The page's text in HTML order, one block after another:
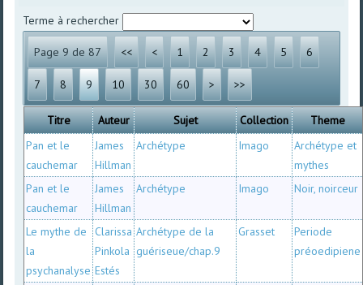
Terme à rechercher
Page 9 de 87 << < 1 2 3 4 5 6
7 8 9 10 30 60 > >>
Titre Auteur Sujet Collection
Theme
Pan et le
cauchemar
James
Hillman
Archétype Imago
Archétype et
mythes
Pan et le
cauchemar
James
Hillman
Archétype Imago Noir, noirceur
Le mythe de
la
psychanalyse
Clarissa
Pinkola
Estés
Archétype de la
guériseue/chap.9
Grasset
Periode
préoedipiene